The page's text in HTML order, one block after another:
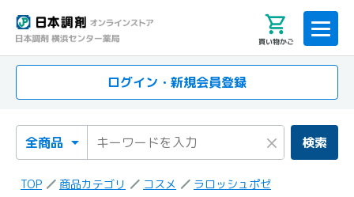
買い物かご
ログイン・新規会員登録
検索カテゴリ
検索キーワード × 検索
TOP 商品カテゴリ コスメ ラロッシュポゼ